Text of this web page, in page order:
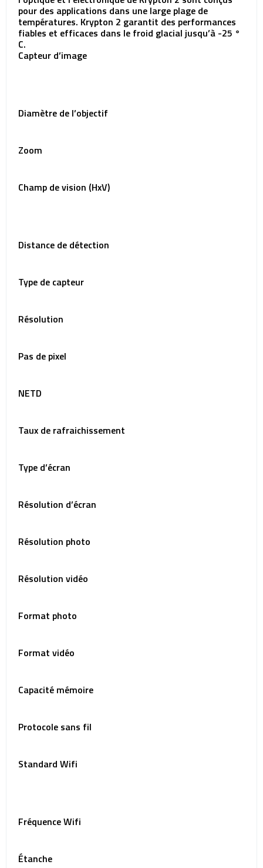
pour des applications dans une large plage de
températures. Krypton 2 garantit des performances
fiables et efficaces dans le froid glacial jusqu’à -25 °
C.
Capteur d’image
Diamètre de l’objectif
Zoom
Champ de vision (HxV)
Distance de détection
Type de capteur
Résolution
Pas de pixel
NETD
Taux de rafraichissement
Type d’écran
Résolution d’écran
Résolution photo
Résolution vidéo
Format photo
Format vidéo
Capacité mémoire
Protocole sans fil
Standard Wifi
Fréquence Wifi
Étanche